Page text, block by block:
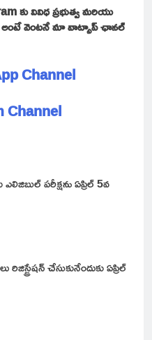
కు వివిధ ప్రభుత్వ మరియు
అంటే వెంటనే మా వాట్సాప్ ఛానల్
Channel
Channel
ఎలిజిబుల్ పరీక్షను ఏప్రిల్ 5వ
రిజిస్ట్రేషన్ చేసుకునేందుకు ఏప్రిల్